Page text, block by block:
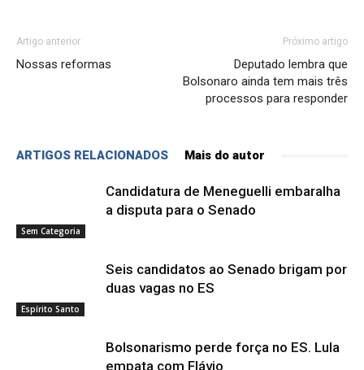
Artigo anterior
Nossas reformas
Próximo artigo
Deputado lembra que
Bolsonaro ainda tem mais três
processos para responder
ARTIGOS RELACIONADOS Mais do autor
Sem Categoria
Candidatura de Meneguelli embaralha
a disputa para o Senado
Espírito Santo
Seis candidatos ao Senado brigam por
duas vagas no ES
Bolsonarismo perde força no ES. Lula
empata com Flávio